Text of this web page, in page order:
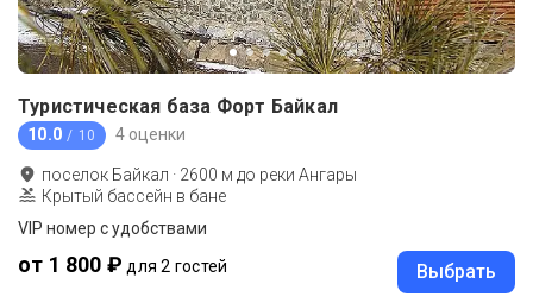
Туристическая база Форт Байкал
10.0 / 10 4 оценки
поселок Байкал · 2600 м до реки Ангары
Крытый бассейн в бане
VIP номер с удобствами
от 1 800 ₽ для 2 гостей Выбрать